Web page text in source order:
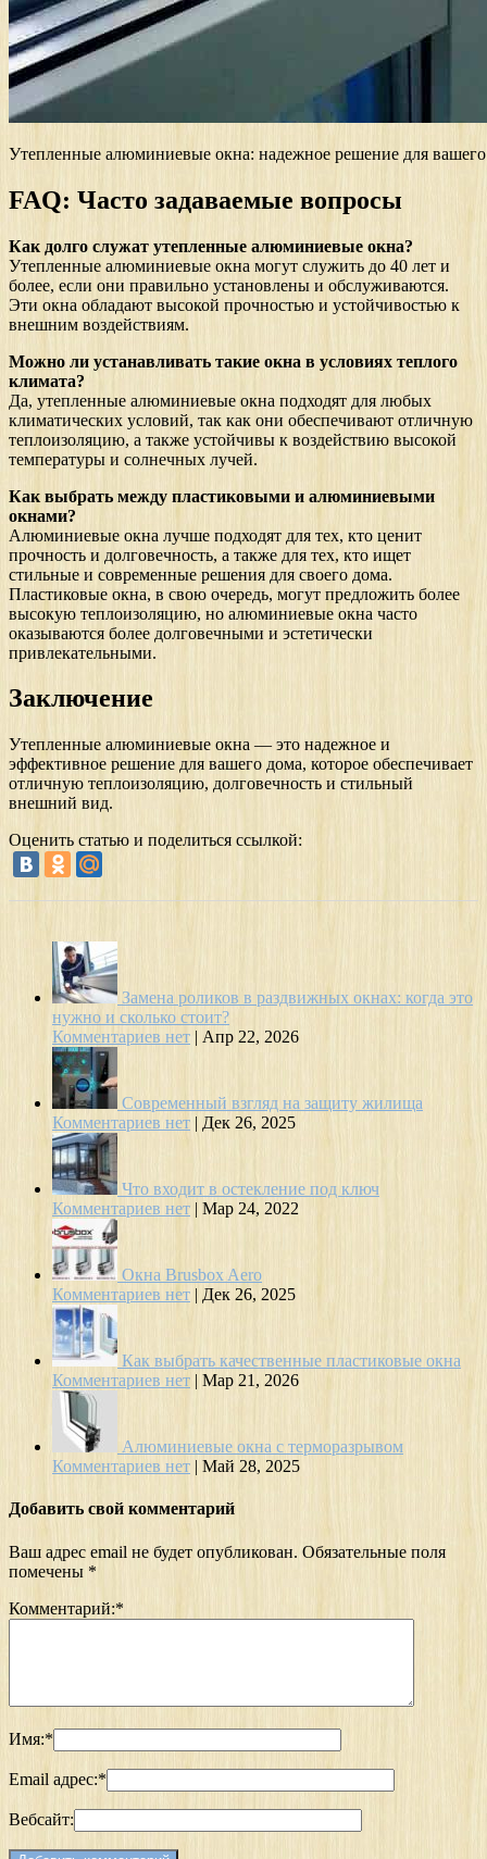
Утепленные алюминиевые окна: надежное решение для
FAQ: Часто задаваемые вопросы
Как долго служат утепленные алюминиевые окна?
Утепленные алюминиевые окна могут служить до 40 лет и
более, если они правильно установлены и обслуживаются.
Эти окна обладают высокой прочностью и устойчивостью к
внешним воздействиям.
Можно ли устанавливать такие окна в условиях теплого
климата?
Да, утепленные алюминиевые окна подходят для любых
климатических условий, так как они обеспечивают отличную
теплоизоляцию, а также устойчивы к воздействию высокой
температуры и солнечных лучей.
Как выбрать между пластиковыми и алюминиевыми
окнами?
Алюминиевые окна лучше подходят для тех, кто ценит
прочность и долговечность, а также для тех, кто ищет
стильные и современные решения для своего дома.
Пластиковые окна, в свою очередь, могут предложить более
высокую теплоизоляцию, но алюминиевые окна часто
оказываются более долговечными и эстетически
привлекательными.
Заключение
Утепленные алюминиевые окна — это надежное и
эффективное решение для вашего дома, которое обеспечивает
отличную теплоизоляцию, долговечность и стильный
внешний вид.
Оценить статью и поделиться ссылкой:
Замена роликов в раздвижных окнах: когда это
нужно и сколько стоит?
Комментариев нет | Апр 22, 2026
Современный взгляд на защиту жилища
Комментариев нет | Дек 26, 2025
Что входит в остекление под ключ
Комментариев нет | Мар 24, 2022
Окна Brusbox Aero
Комментариев нет | Дек 26, 2025
Как выбрать качественные пластиковые окна
Комментариев нет | Мар 21, 2026
Алюминиевые окна с терморазрывом
Комментариев нет | Май 28, 2025
Добавить свой комментарий
Ваш адрес email не будет опубликован. Обязательные поля
помечены *
Комментарий:*
Имя:*
Email адрес:*
Вебсайт: